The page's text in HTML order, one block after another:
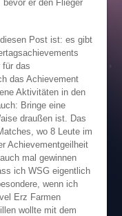
er den Flieger
Post ist: es gibt
für das
das Achievement
Aktivitäten in den
Bringe eine
draußen ist. Das
wo 8 Leute im
Achievementgeilheit
mal gewinnen
ich WSG eigentlich
wenn ich
Erz Farmen
wollte mit dem